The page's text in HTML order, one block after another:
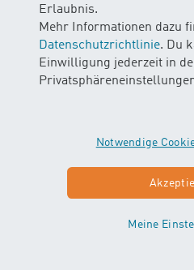
Erlaubnis.
Mehr Informationen dazu
Datenschutzrichtlinie. Du
Einwilligung jederzeit in
Notwendige
Meine
Es steht dir eine grosszügige
Verfügung. Bitte nutze die
Wickelmatten von uns
Wickeln und Anziehen zur
Informationen zum